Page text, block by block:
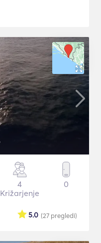
4
Križarjenje
0
(27 pregledi)
5.0